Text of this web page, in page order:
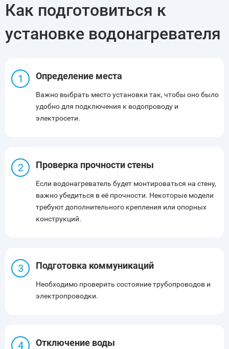
Как подготовиться к
установке водонагревателя
Определение места
Важно выбрать место установки так, чтобы оно было
удобно для подключения к водопроводу и
электросети.
Проверка прочности стены
Если водонагреватель будет монтироваться на стену,
важно убедиться в её прочности. Некоторые модели
требуют дополнительного крепления или опорных
конструкций.
Подготовка коммуникаций
Необходимо проверить состояние трубопроводов и
электропроводки.
Отключение воды